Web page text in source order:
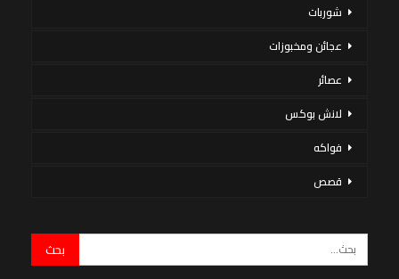
شوربات
عجائن ومخبوزات
عصائر
لانش بوكس
فواكه
قصص